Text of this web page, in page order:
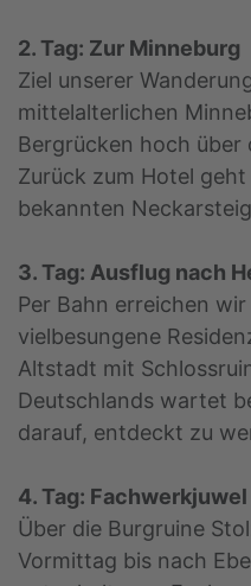
2. Tag: Zur Minneburg
Ziel unserer
mittelalterlichen
Bergrücken hoch über
Zurück zum Hotel
bekannten
3. Tag: Ausflug nach
Per Bahn erreichen
vielbesungene
Altstadt mit
Deutschlands wartet
darauf, entdeckt zu
4. Tag:
Über die Burgruine
Vormittag bis nach